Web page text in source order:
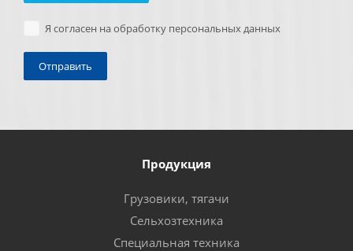
Я согласен на обработку персональных данных
Продукция
Грузовики, тягачи
Сельхозтехника
Специальная техника